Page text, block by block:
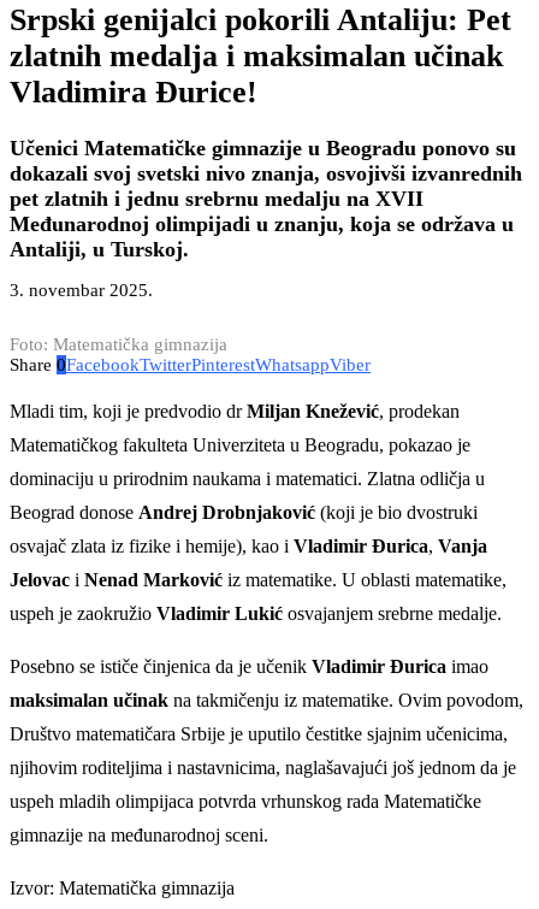
Srpski genijalci pokorili Antaliju: Pet
zlatnih medalja i maksimalan učinak
Vladimira Đurice!
Učenici Matematičke gimnazije u Beogradu ponovo su
dokazali svoj svetski nivo znanja, osvojivši izvanrednih
pet zlatnih i jednu srebrnu medalju na XVII
Međunarodnoj olimpijadi u znanju, koja se održava u
Antaliji, u Turskoj.
3. novembar 2025.
Foto: Matematička gimnazija
Share 0FacebookTwitterPinterestWhatsappViber
Mladi tim, koji je predvodio drMiljan Knežević, prodekan
Matematičkog fakulteta Univerziteta u Beogradu, pokazao je
dominaciju u prirodnim naukama i matematici. Zlatna odličja u
Beograd donose Andrej Drobnjaković (koji je bio dvostruki
osvajač zlata iz fizike i hemije), kao i Vladimir Đurica, Vanja
Jelovac i Nenad Marković iz matematike. U oblasti matematike,
uspeh je zaokružio Vladimir Lukić osvajanjem srebrne medalje.
Posebno se ističe činjenica da je učenik Vladimir Đurica imao
maksimalan učinak na takmičenju iz matematike. Ovim povodom,
Društvo matematičara Srbije je uputilo čestitke sjajnim učenicima,
njihovim roditeljima i nastavnicima, naglašavajući još jednom da je
uspeh mladih olimpijaca potvrda vrhunskog rada Matematičke
gimnazije na međunarodnoj sceni.
Izvor: Matematička gimnazija